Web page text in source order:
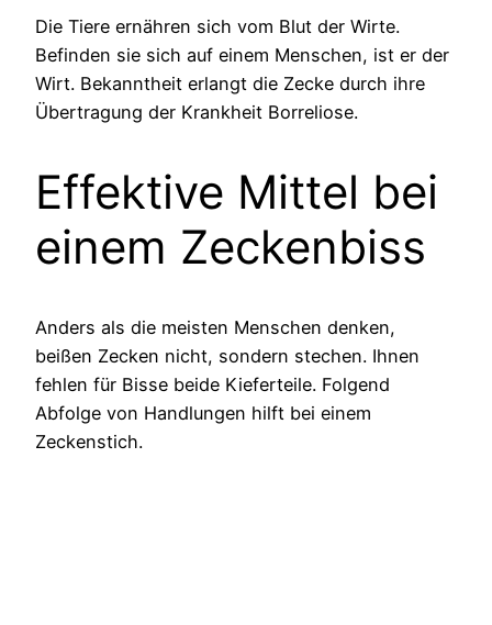
Die Tiere ernähren sich vom Blut der Wirte.
Befinden sie sich auf einem Menschen, ist er der
Wirt. Bekanntheit erlangt die Zecke durch ihre
Übertragung der Krankheit Borreliose.
Effektive Mittel bei
einem Zeckenbiss
Anders als die meisten Menschen denken,
beißen Zecken nicht, sondern stechen. Ihnen
fehlen für Bisse beide Kieferteile. Folgend
Abfolge von Handlungen hilft bei einem
Zeckenstich.